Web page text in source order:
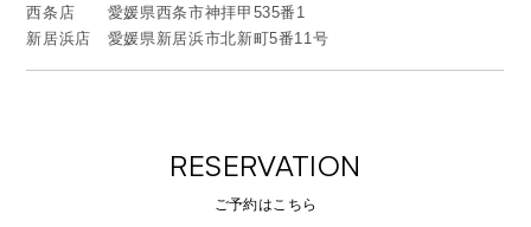
西条店 愛媛県西条市神拝甲535番1
新居浜店 愛媛県新居浜市北新町5番11号
RESERVATION
ご予約はこちら